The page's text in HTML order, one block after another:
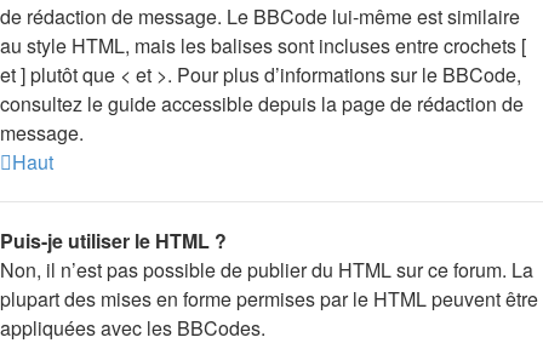
de rédaction de message. Le BBCode lui-même est similaire
au style HTML, mais les balises sont incluses entre crochets [
et ] plutôt que < et >. Pour plus d’informations sur le BBCode,
consultez le guide accessible depuis la page de rédaction de
message.
Haut
Puis-je utiliser le HTML ?
Non, il n’est pas possible de publier du HTML sur ce forum. La
plupart des mises en forme permises par le HTML peuvent être
appliquées avec les BBCodes.